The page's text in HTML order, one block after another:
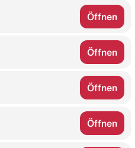
Öffnen
Öffnen
Öffnen
Öffnen